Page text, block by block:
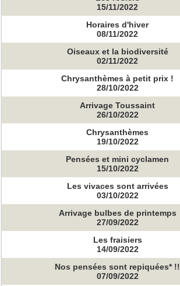
15/11/2022
Horaires d'hiver
08/11/2022
Oiseaux et la biodiversité
02/11/2022
Chrysanthèmes à petit prix !
28/10/2022
Arrivage Toussaint
26/10/2022
Chrysanthèmes
19/10/2022
Pensées et mini cyclamen
15/10/2022
Les vivaces sont arrivées
03/10/2022
Arrivage bulbes de printemps
27/09/2022
Les fraisiers
14/09/2022
Nos pensées sont repiquées* !!
07/09/2022